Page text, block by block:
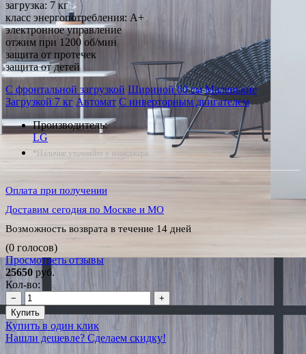
загрузка: 7 кг
класс энергопотребления: A+
электронное управление
отжим при 1200 об/мин
защита от протечек
защита от детей
С фронтальной загрузкой Шириной 60 см Маленькие
Загрузкой 7 кг Автомат С инверторным двигателем
Производитель:
LG
*Наличие уточняйте у менеджера
Оплата при получении
Доставим сегодня по Москве и МО
Возможность возврата в течение 14 дней
(0 голосов)
Просмотреть отзывы
25650 руб.
Кол-во:
−
+
Купить
Купить в один клик
Нашли дешевле? Сделаем скидку!